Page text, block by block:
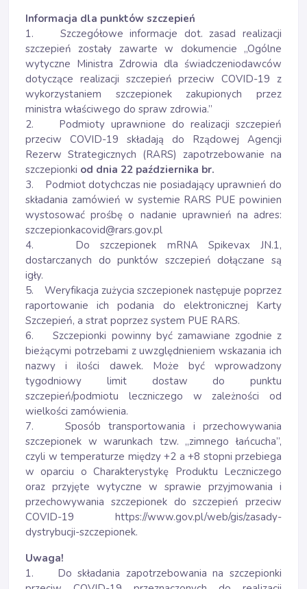
Informacja dla punktów szczepień
1. Szczegółowe informacje dot. zasad realizacji
szczepień zostały zawarte w dokumencie „Ogólne
wytyczne Ministra Zdrowia dla świadczeniodawców
dotyczące realizacji szczepień przeciw COVID-19 z
wykorzystaniem szczepionek zakupionych przez
ministra właściwego do spraw zdrowia.”
2. Podmioty uprawnione do realizacji szczepień
przeciw COVID-19 składają do Rządowej Agencji
Rezerw Strategicznych (RARS) zapotrzebowanie na
szczepionki od dnia 22 października br.
3. Podmiot dotychczas nie posiadający uprawnień do
składania zamówień w systemie RARS PUE powinien
wystosować prośbę o nadanie uprawnień na adres:
szczepionkacovid@rars.gov.pl
4. Do szczepionek mRNA Spikevax JN.1,
dostarczanych do punktów szczepień dołączane są
igły.
5. Weryfikacja zużycia szczepionek następuje poprzez
raportowanie ich podania do elektronicznej Karty
Szczepień, a strat poprzez system PUE RARS.
6. Szczepionki powinny być zamawiane zgodnie z
bieżącymi potrzebami z uwzględnieniem wskazania ich
nazwy i ilości dawek. Może być wprowadzony
tygodniowy limit dostaw do punktu
szczepień/podmiotu leczniczego w zależności od
wielkości zamówienia.
7. Sposób transportowania i przechowywania
szczepionek w warunkach tzw. „zimnego łańcucha”,
czyli w temperaturze między +2 a +8 stopni przebiega
w oparciu o Charakterystykę Produktu Leczniczego
oraz przyjęte wytyczne w sprawie przyjmowania i
przechowywania szczepionek do szczepień przeciw
COVID-19 https://www.gov.pl/web/gis/zasady-
dystrybucji-szczepionek.
Uwaga!
1. Do składania zapotrzebowania na szczepionki